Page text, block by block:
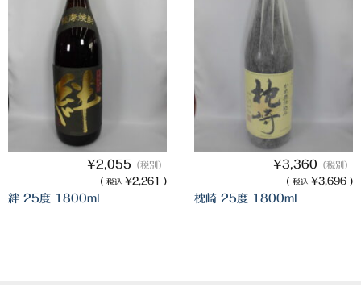
¥2,055 （税別）
( 税込 ¥2,261 )
絆 25度 1800ml
¥3,360 （税別）
( 税込 ¥3,696 )
枕崎 25度 1800ml